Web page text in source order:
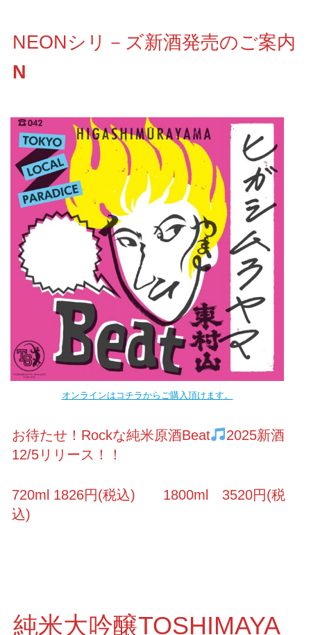
NEONシリ－ズ新酒発売のご案内
N
オンラインはコチラからご購入頂けます。
お待たせ！Rockな純米原酒Beat
2025新酒
12/5リリース！！
720ml 1826円(税込) 1800ml 3520円(税
込)
純米大吟醸TOSHIMAYA